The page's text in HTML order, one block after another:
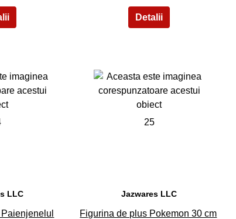
LLC
25
Jazwares LLC
Figurina de plus Pokemon 30 cm